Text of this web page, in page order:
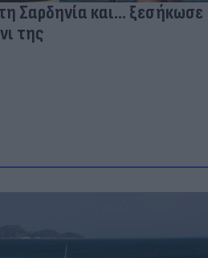
Σαρδηνία και... ξεσήκωσε
της